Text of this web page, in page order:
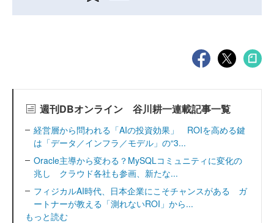
週刊DBオンライン 谷川耕一連載記事一覧
経営層から問われる「AIの投資効果」 ROIを高める鍵
は「データ／インフラ／モデル」の“3...
Oracle主導から変わる？MySQLコミュニティに変化の
兆し クラウド各社も参画、新たな...
フィジカルAI時代、日本企業にこそチャンスがある ガ
ートナーが教える「測れないROI」から...
もっと読む